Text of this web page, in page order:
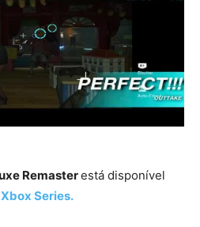
Remasterestá disponível
Xbox Series.